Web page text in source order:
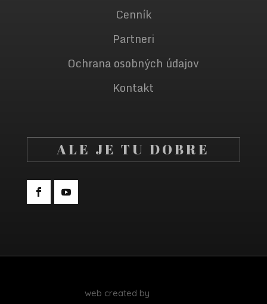
Cenník
Partneri
Ochrana osobných údajov
Kontakt
ALE JE TU DOBRE
web created by